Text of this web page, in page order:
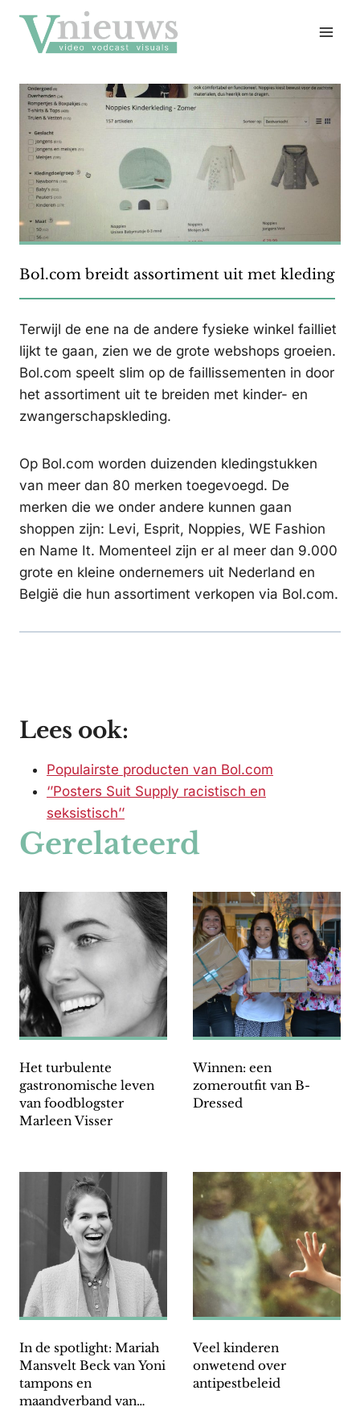
naar
inhoud
Bol.com breidt assortiment uit met kleding
Terwijl de ene na de andere fysieke winkel failliet
lijkt te gaan, zien we de grote webshops groeien.
Bol.com speelt slim op de faillissementen in door
het assortiment uit te breiden met kinder- en
zwangerschapskleding.
Op Bol.com worden duizenden kledingstukken
van meer dan 80 merken toegevoegd. De
merken die we onder andere kunnen gaan
shoppen zijn: Levi, Esprit, Noppies, WE Fashion
en Name It. Momenteel zijn er al meer dan 9.000
grote en kleine ondernemers uit Nederland en
België die hun assortiment verkopen via Bol.com.
Lees ook:
Populairste producten van Bol.com
‘’Posters Suit Supply racistisch en
seksistisch’’
Gerelateerd
Het turbulente
gastronomische leven
van foodblogster
Marleen Visser
Winnen: een
zomeroutfit van B-
Dressed
In de spotlight: Mariah
Mansvelt Beck van Yoni
tampons en
maandverband van
Veel kinderen
onwetend over
antipestbeleid